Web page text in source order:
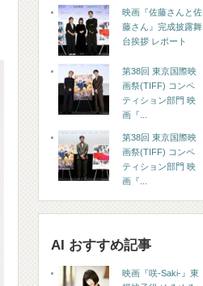
映画『佐藤さんと佐
藤さん』完成披露舞
台挨拶 レポート
第38回 東京国際映
画祭(TIFF) コンペ
ティション部門 映
画『...
第38回 東京国際映
画祭(TIFF) コンペ
ティション部門 映
画『...
AI おすすめ記事
映画『咲-Saki-』東